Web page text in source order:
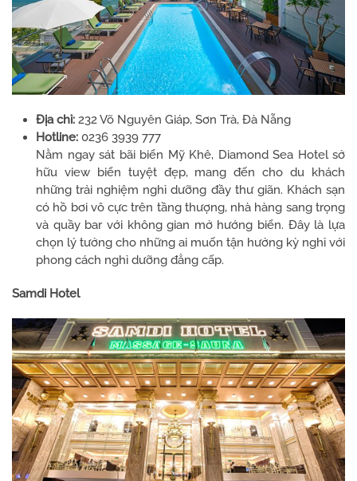
Địa chỉ: 232 Võ Nguyên Giáp, Sơn Trà, Đà Nẵng
Hotline: 0236 3939 777
Nằm ngay sát bãi biển Mỹ Khê, Diamond Sea Hotel sở
hữu view biển tuyệt đẹp, mang đến cho du khách
những trải nghiệm nghỉ dưỡng đầy thư giãn. Khách sạn
có hồ bơi vô cực trên tầng thượng, nhà hàng sang trọng
và quầy bar với không gian mở hướng biển. Đây là lựa
chọn lý tưởng cho những ai muốn tận hưởng kỳ nghỉ với
phong cách nghỉ dưỡng đẳng cấp.
Samdi Hotel